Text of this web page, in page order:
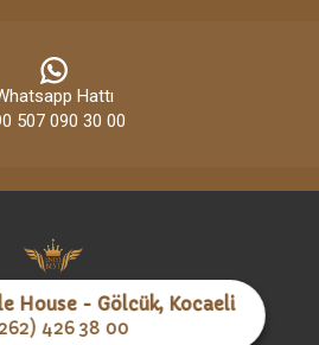
Hattı
507 090 30 00
İyi Best ~ All right reserved
House - Gölcük, Kocaeli
426 38 00